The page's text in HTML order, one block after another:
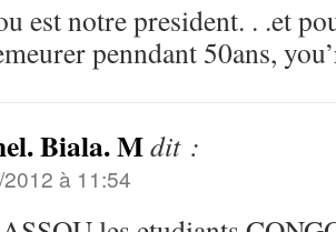
est notre president. . .et
penndant 50ans,
Biala. Mdit :
à 11:54